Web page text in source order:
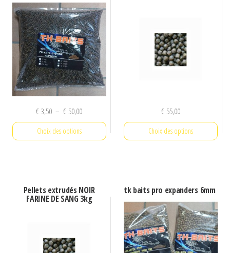
€3,50 – € 50,00Plage
de
Choix des options
plusieurs
options
€ 55,00
Choix des options
plusieurs
variations.
Les
options
Pellets extrudés NOIR
FARINE DE SANG 3kg
tk baits pro expanders 6mm